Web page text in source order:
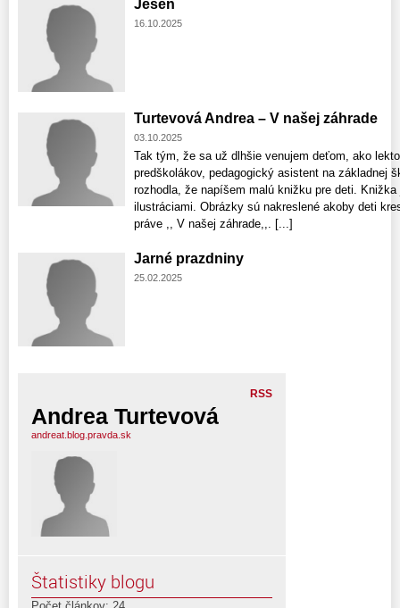
Jeseň
16.10.2025
Turtevová Andrea – V našej záhrade
03.10.2025
Tak tým, že sa už dlhšie venujem deťom, ako
predškolákov, pedagogický asistent na základnej
rozhodla, že napíšem malú knižku pre deti.
ilustráciami. Obrázky sú nakreslené akoby deti
práve ,, V našej záhrade,,. [...]
Jarné prazdniny
25.02.2025
RSS
Andrea Turtevová
andreat.blog.pravda.sk
Štatistiky blogu